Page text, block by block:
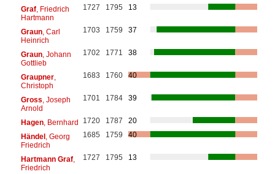
Graf, Friedrich
Hartmann
1727 1795 13
Graun, Carl
Heinrich
1703 1759 37
Graun, Johann
Gottlieb
1702 1771 38
Graupner,
Christoph
1683 1760 40
Gross , Joseph
Arnold
1701 1784 39
Hagen, Bernhard 1720 1787
20
Händel, Georg
Friedrich
1685 1759 40
Hartmann Graf,
Friedrich
1727 1795 13